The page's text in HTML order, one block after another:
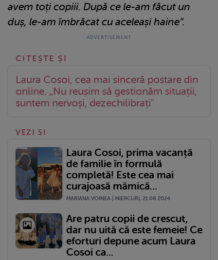
avem toți copiii. După ce le-am făcut un
duș, le-am îmbrăcat cu aceleași haine”.
Laura Cosoi, cea mai sinceră postare din
online. „Nu reușim să gestionăm situații,
suntem nervoși, dezechilibrați"
VEZI SI
Laura Cosoi, prima vacanță
de familie în formulă
completă! Este cea mai
curajoasă mămică...
MARIANA VOINEA | MIERCURI, 21.08.2024
Are patru copii de crescut,
dar nu uită că este femeie! Ce
eforturi depune acum Laura
Cosoi ca...